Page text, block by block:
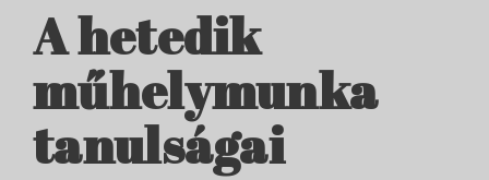
A hetedik
műhelymunka
tanulságai